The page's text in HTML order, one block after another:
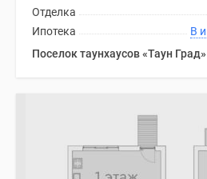
Отделка
Ипотека
Поселок таунхаусов «Таун Град»